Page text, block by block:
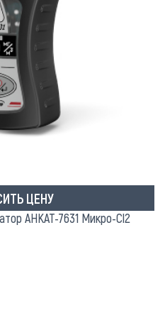
ЦЕНУ
АНКАТ-7631 Микро-Сl2